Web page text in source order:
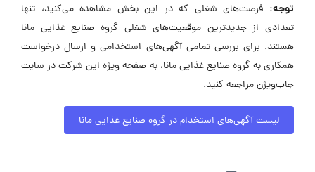
توجه: فرصت‌های شغلی که در این بخش مشاهده می‌کنید، تنها
تعدادی از جدیدترین موقعیت‌های شغلی گروه صنایع غذایی مانا
هستند. برای بررسی تمامی آگهی‌های استخدامی و ارسال درخواست
همکاری به گروه صنایع غذایی مانا، به صفحه ویژه این شرکت در سایت
جاب‌ویژن مراجعه کنید.
لیست آگهی‌های استخدام در گروه صنایع غذایی مانا